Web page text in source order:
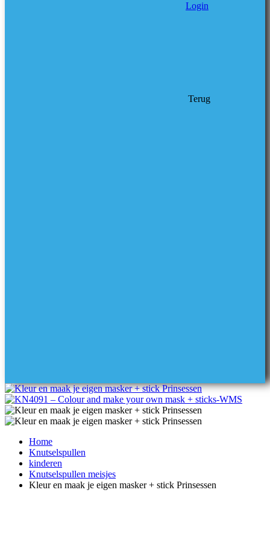
Login
Terug
Home
Knutselspullen
kinderen
Knutselspullen meisjes
Kleur en maak je eigen masker + stick Prinsessen